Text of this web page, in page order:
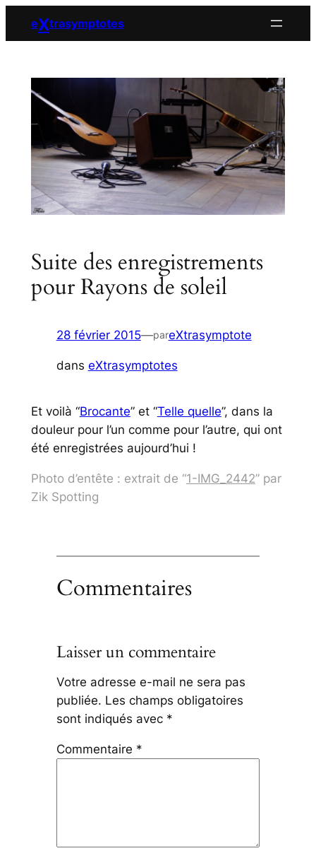
eXtrasymptotes
Suite des enregistrements
pour Rayons de soleil
28 février 2015—pareXtrasymptote
dans eXtrasymptotes
Et voilà “Brocante” et “Telle quelle”, dans la
douleur pour l’un comme pour l’autre, qui ont
été enregistrées aujourd’hui !
Photo d’entête : extrait de “1-IMG_2442” par
Zik Spotting
Commentaires
Laisser un commentaire
Votre adresse e-mail ne sera pas
publiée. Les champs obligatoires
sont indiqués avec *
Commentaire *